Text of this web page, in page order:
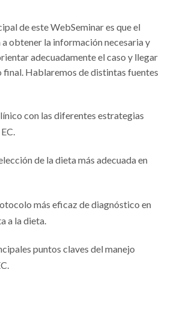
de este WebSeminar es que el
a obtener la información necesaria y
adecuadamente el caso y llegar
final. Hablaremos de distintas fuentes
con las diferentes estrategias
de la dieta más adecuada en
más eficaz de diagnóstico en
a la dieta.
puntos claves del manejo